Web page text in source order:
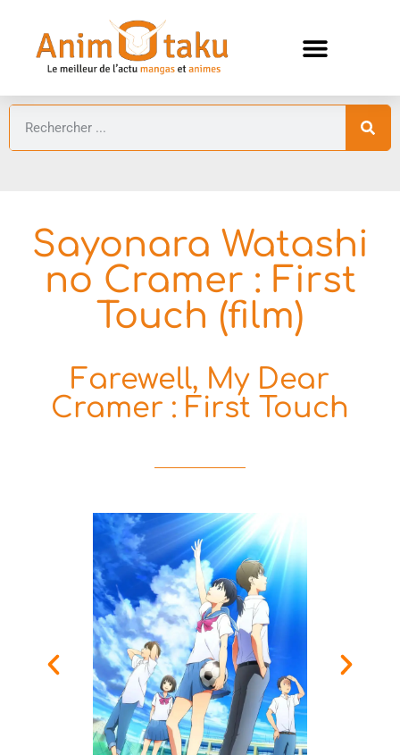
Sayonara Watashi
no Cramer : First
Touch (film)
Farewell, My Dear
Cramer : First Touch